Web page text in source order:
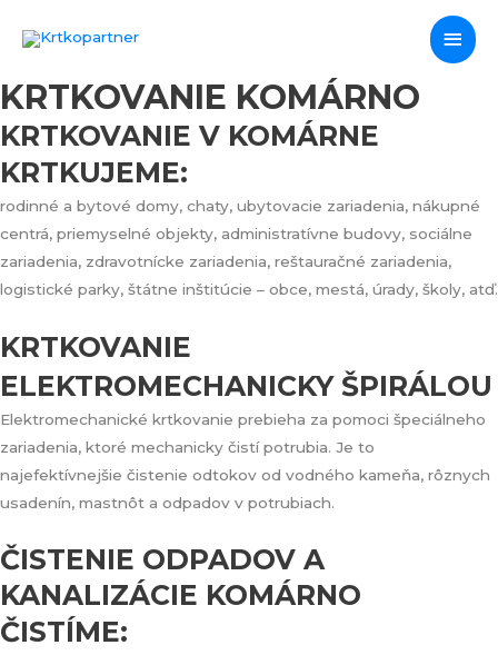
KRTKOVANIE KOMÁRNO
KRTKOVANIE V KOMÁRNE
KRTKUJEME:
rodinné a bytové domy, chaty, ubytovacie zariadenia, nákupné
centrá, priemyselné objekty, administratívne budovy, sociálne
zariadenia, zdravotnícke zariadenia, reštauračné zariadenia,
logistické parky, štátne inštitúcie – obce, mestá, úrady, školy, atď.
KRTKOVANIE
ELEKTROMECHANICKY ŠPIRÁLOU
Elektromechanické krtkovanie prebieha za pomoci špeciálneho
zariadenia, ktoré mechanicky čistí potrubia. Je to
najefektívnejšie čistenie odtokov od vodného kameňa, rôznych
usadenín, mastnôt a odpadov v potrubiach.
ČISTENIE ODPADOV A
KANALIZÁCIE KOMÁRNO
ČISTÍME: